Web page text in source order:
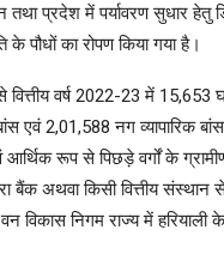
प्रदेश में पर्यावरण सुधार हेतु
पौधों का रोपण किया गया है।
वित्तीय वर्ष 2022-23 में
2,01,588 नग व्यापारिक
आर्थिक रूप से पिछड़े वर्गों के
बैंक अथवा किसी वित्तीय
वन विकास निगम राज्य में